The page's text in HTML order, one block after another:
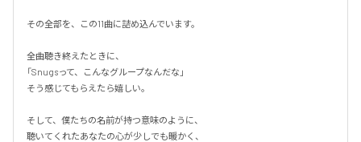
その全部を、この11曲に詰め込んでいます。
全曲聴き終えたときに、
「Snugsって、こんなグループなんだな」
そう感じてもらえたら嬉しい。
そして、僕たちの名前が持つ意味のように、
聴いてくれたあなたの心が少しでも暖かく、